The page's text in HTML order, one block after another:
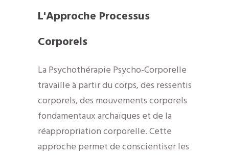
L'Approche Processus
Corporels
La Psychothérapie Psycho-Corporelle
travaille à partir du corps, des ressentis
corporels, des mouvements corporels
fondamentaux archaïques et de la
réappropriation corporelle. Cette
approche permet de conscientiser les